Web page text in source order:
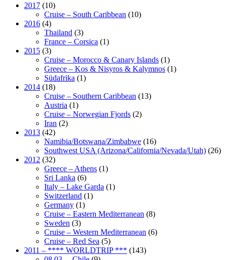
2017 (10)
Cruise – South Caribbean (10)
2016 (4)
Thailand (3)
France – Corsica (1)
2015 (3)
Cruise – Morocco & Canary Islands (1)
Greece – Kos & Nisyros & Kalymnos (1)
Südafrika (1)
2014 (18)
Cruise – Southern Caribbean (13)
Austria (1)
Cruise – Norwegian Fjords (2)
Iran (2)
2013 (42)
Namibia/Botswana/Zimbabwe (16)
Southwest USA (Arizona/California/Nevada/Utah) (26)
2012 (32)
Greece – Athens (1)
Sri Lanka (6)
Italy – Lake Garda (1)
Switzerland (1)
Germany (1)
Cruise – Eastern Mediterranean (8)
Sweden (3)
Cruise – Western Mediterranean (6)
Cruise – Red Sea (5)
2011 – **** WORLDTRIP *** (143)